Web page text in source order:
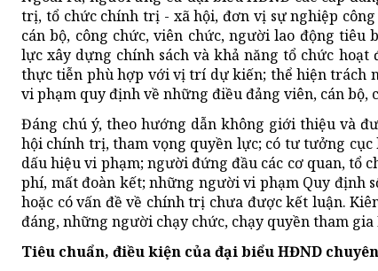
trị, tổ chức chính trị - xã hội, đơn vị sự nghiệp
cán bộ, công chức, viên chức, người lao động
lực xây dựng chính sách và khả năng tổ chức
thực tiễn phù hợp với vị trí dự kiến; thể hiện trách
vi phạm quy định về những điều đảng viên, cán bộ,
Đáng chú ý, theo hướng dẫn không giới thiệu và
hội chính trị, tham vọng quyền lực; có tư tưởng
dấu hiệu vi phạm; người đứng đầu các cơ quan, tổ
phí, mất đoàn kết; những người vi phạm Quy định
hoặc có vấn đề về chính trị chưa được kết luận.
đáng, những người chạy chức, chạy quyền tham gia
Tiêu chuẩn, điều kiện của đại biểu HĐND